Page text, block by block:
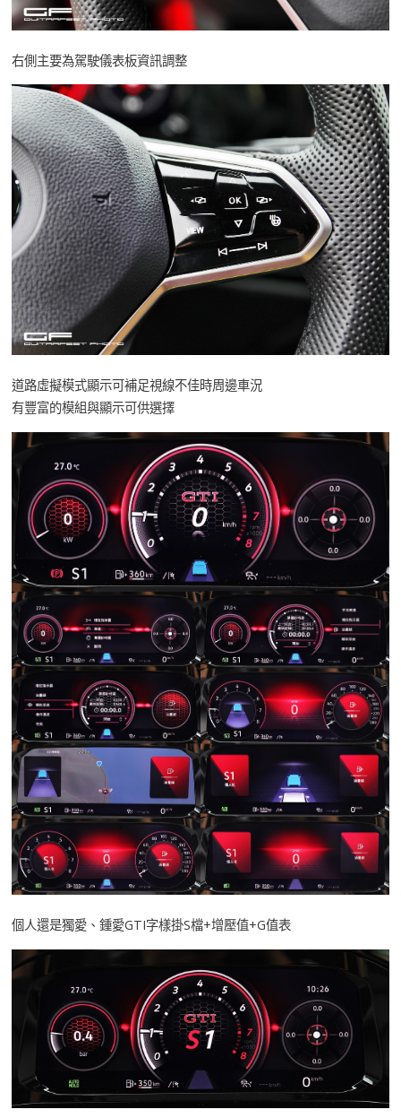
右側主要為駕駛儀表板資訊調整
道路虛擬模式顯示可補足視線不佳時周邊車況
有豐富的模組與顯示可供選擇
個人還是獨愛、鍾愛GTI字樣掛S檔+增壓值+G值表